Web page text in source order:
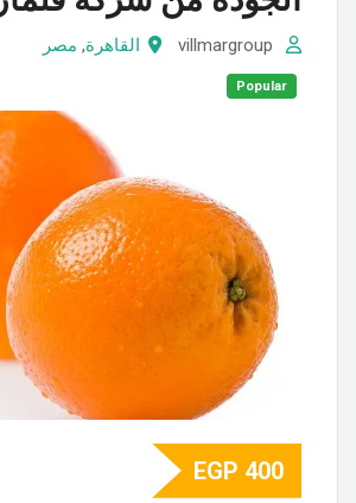
القاهرة, مصر
Popular
EGP 400